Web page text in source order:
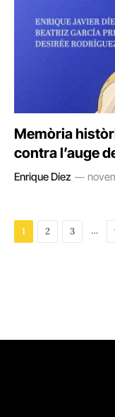
Memòria
contra l’auge
Enrique Díez
1 2 3 …